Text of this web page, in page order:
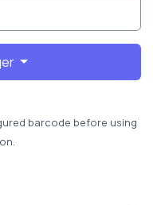
barcode before using